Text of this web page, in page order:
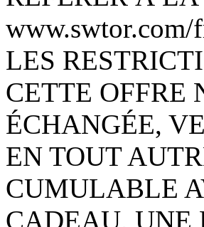
LES
CETTE OFFRE
ÉCHANGÉE,
EN TOUT
CUMULABLE
CADEAU, UNE